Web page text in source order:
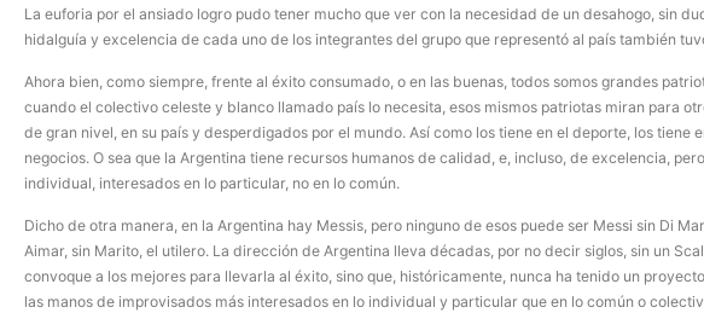
La euforia por el ansiado logro pudo tener mucho que ver con la necesidad de un desahogo, sin
hidalguía y excelencia de cada uno de los integrantes del grupo que representó al país también
Ahora bien, como siempre, frente al éxito consumado, o en las buenas, todos somos grandes
cuando el colectivo celeste y blanco llamado país lo necesita, esos mismos patriotas miran para
de gran nivel, en su país y desperdigados por el mundo. Así como los tiene en el deporte, los tiene
negocios. O sea que la Argentina tiene recursos humanos de calidad, e, incluso, de excelencia,
individual, interesados en lo particular, no en lo común.
Dicho de otra manera, en la Argentina hay Messis, pero ninguno de esos puede ser Messi sin Di
Aimar, sin Marito, el utilero. La dirección de Argentina lleva décadas, por no decir siglos, sin un
convoque a los mejores para llevarla al éxito, sino que, históricamente, nunca ha tenido un
las manos de improvisados más interesados en lo individual y particular que en lo común o